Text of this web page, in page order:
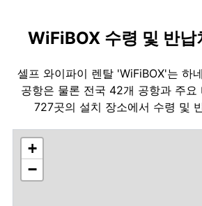
WiFiBOX 수령 및 반납
셀프 와이파이 렌탈 'WiFiBOX'는 하
공항은 물론 전국 42개 공항과 주요
727곳의 설치 장소에서 수령 및
+
−